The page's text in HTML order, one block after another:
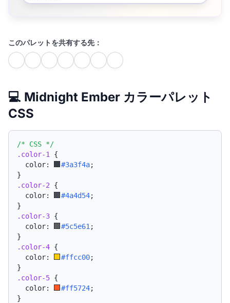
このパレットを共有する先：
💻 Midnight Ember カラーパレット
CSS
/* CSS */
.color-1
{
  color:
#3a3f4a;
}
.color-2 {
  color:
#4a4d54;
}
.color-3 {
  color:
#5c5e61 ;
}
.color-4 {
  color:
#ffcc00;
}
.color-5 {
  color:
#ff5724;
}